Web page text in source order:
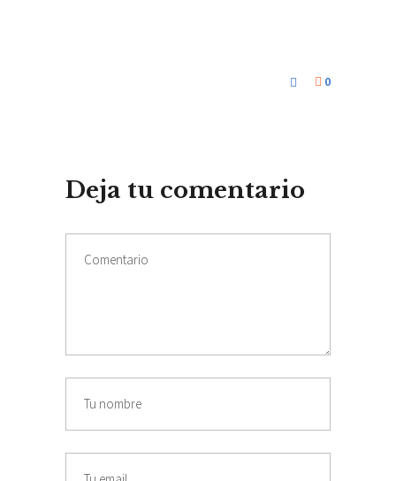
0
Deja tu comentario